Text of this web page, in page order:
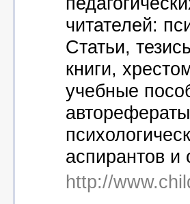
читателей:
Статьи,
книги,
учебные
аспирантов и
http://